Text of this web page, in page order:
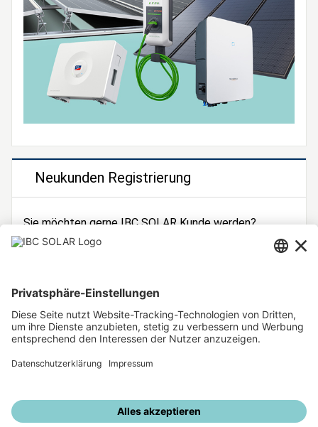
Neukunden Registrierung
Sie möchten gerne IBC SOLAR Kunde werden?
Dann registrieren Sie sich jetzt!
Unsere weiteren Angebote
IBC SOLAR Webseite